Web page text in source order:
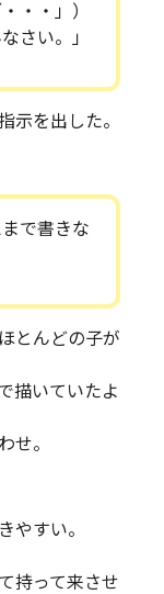
・・」）
さい。」
示を出した。
で書きな
とんどの子が
描いていたよ
せ。
すい。
持って来させ